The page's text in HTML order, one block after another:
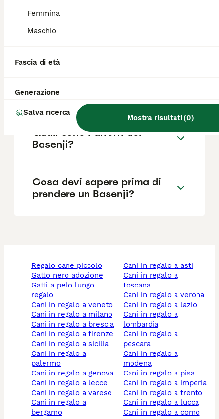
Femmina
Maschio
Fascia di età
Generazione
Salva ricerca
Mostra risultati(0)
Quanto dura la vita di un
Basenji?
Quali sono i difetti del
Basenji?
Cosa devi sapere prima di
prendere un Basenji?
regalo cane piccolo
gatto nero adozione
gatti a pelo lungo
regalo
cani in regalo a veneto
cani in regalo a milano
cani in regalo a brescia
cani in regalo a firenze
cani in regalo a sicilia
cani in regalo a
palermo
cani in regalo a genova
cani in regalo a lecce
cani in regalo a varese
cani in regalo a
bergamo
cani in regalo a asti
cani in regalo a
toscana
cani in regalo a verona
cani in regalo a lazio
cani in regalo a
lombardia
cani in regalo a
pescara
cani in regalo a
modena
cani in regalo a pisa
cani in regalo a imperia
cani in regalo a trento
cani in regalo a lucca
cani in regalo a como